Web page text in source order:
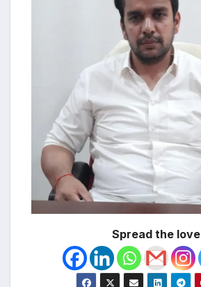
Spread the love